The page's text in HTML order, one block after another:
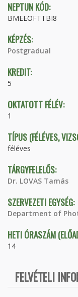
NEPTUN KÓD:
BMEEOFTTBI8
KÉPZÉS:
Postgradual
KREDIT:
5
OKTATOTT FÉLÉV:
1
TÍPUS (FÉLÉVES,
féléves
TÁRGYFELELŐS:
Dr. LOVAS Tamás
SZERVEZETI EGYSÉG:
Department of
HETI ÓRASZÁM
14
FELVÉTELI